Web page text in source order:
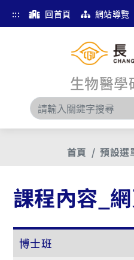
::: 回首頁 網站導覽
生物醫學
首頁 預設選
課程內容_
博士班